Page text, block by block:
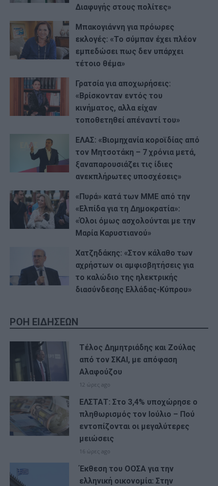
Διαφυγής στους πολίτες»
Μπακογιάννη για πρόωρες
εκλογές: «Το σύμπαν έχει πλέον
εμπεδώσει πως δεν υπάρχει
τέτοιο θέμα»
Γρατσία για αποχωρήσεις:
«Bρίσκονταν εντός του
κινήματος, αλλα είχαν
τοποθετηθεί απέναντί του»
ΕΛΑΣ: «Βιομηχανία κοροϊδίας από
τον Μητσοτάκη – 7 χρόνια μετά,
ξαναπαρουσιάζει τις ίδιες
ανεκπλήρωτες υποσχέσεις»
«Πυρά» κατά των ΜΜΕ από την
«Ελπίδα για τη Δημοκρατία»:
«Όλοι όμως ασχολούνται με την
Μαρία Καρυστιανού»
Χατζηδάκης: «Στον κάλαθο των
αχρήστων οι αμφισβητήσεις για
το καλώδιο της ηλεκτρικής
διασύνδεσης Ελλάδας-Κύπρου»
ΡΟΗ ΕΙΔΗΣΕΩΝ
Τέλος Δημητριάδης και Ζούλας
από τον ΣΚΑΙ, με απόφαση
Αλαφούζου
12 ώρες ago
ΕΛΣΤΑΤ: Στο 3,4% υποχώρησε ο
πληθωρισμός τον Ιούλιο – Πού
εντοπίζονται οι μεγαλύτερες
μειώσεις
16 ώρες ago
Έκθεση του ΟΟΣΑ για την
ελληνική οικονομία: Στην